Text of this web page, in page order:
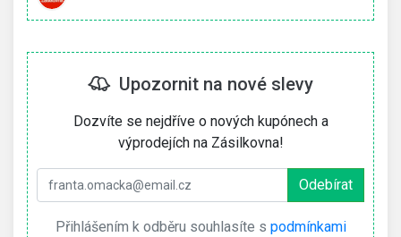
Upozornit na nové slevy
Dozvíte se nejdříve o nových kupónech a
výprodejích na Zásilkovna!
Přihlášením k odběru souhlasíte s podmínkami